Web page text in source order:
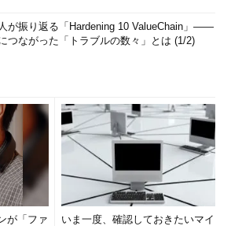
が振り返る「Hardening 10 ValueChain」――
つながった「トラブルの数々」とは (1/2)
が「ファ
いま一度、確認しておきたいマイ